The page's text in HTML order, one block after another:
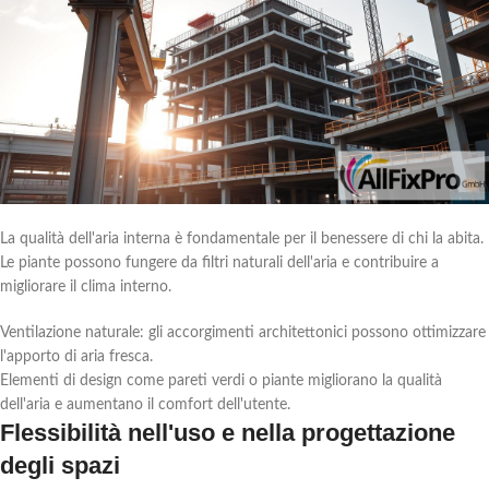
La qualità dell'aria interna è fondamentale per il benessere di chi la abita.
Le piante possono fungere da filtri naturali dell'aria e contribuire a
migliorare il clima interno.
Ventilazione naturale: gli accorgimenti architettonici possono ottimizzare
l'apporto di aria fresca.
Elementi di design come pareti verdi o piante migliorano la qualità
dell'aria e aumentano il comfort dell'utente.
Flessibilità nell'uso e nella progettazione
degli spazi